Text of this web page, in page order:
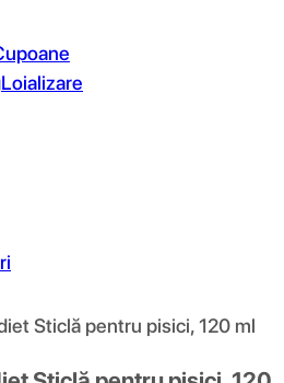
Loializare
Sticlă pentru pisici, 120 ml